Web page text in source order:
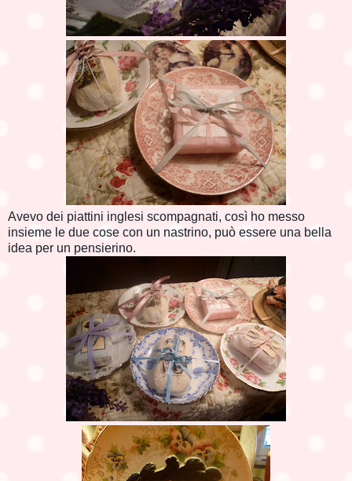
Avevo dei piattini inglesi scompagnati, così ho messo
insieme le due cose con un nastrino, può essere una bella
idea per un pensierino.